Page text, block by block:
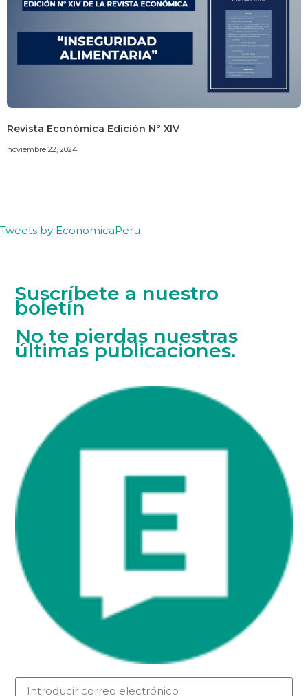
Revista Económica Edición N° XIV
noviembre 22, 2024
Tweets by EconomicaPeru
Suscríbete a nuestro
boletín
No te pierdas nuestras
últimas publicaciones.